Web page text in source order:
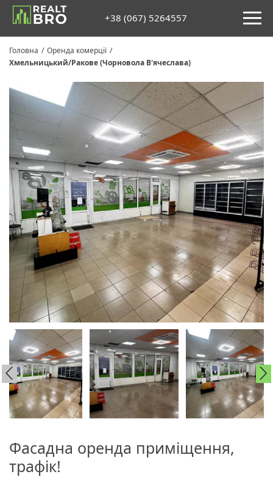
+38 (067) 5264557
Головна / Оренда комерції /
Хмельницький/Ракове (Чорновола В'ячеслава)
Фасадна оренда приміщення,
трафік!